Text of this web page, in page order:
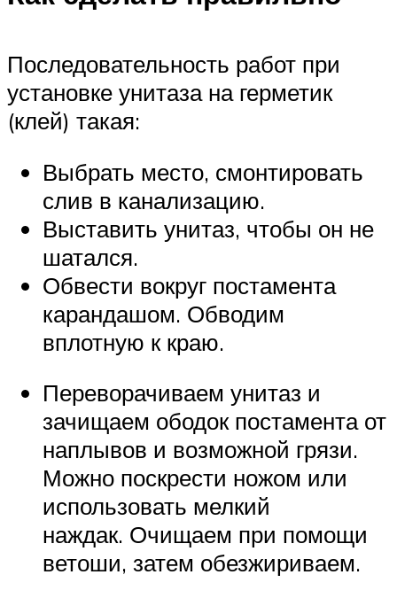
Последовательность работ при
установке унитаза на герметик
(клей) такая:
Выбрать место, смонтировать
слив в канализацию.
Выставить унитаз, чтобы он не
шатался.
Обвести вокруг постамента
карандашом. Обводим
вплотную к краю.
Переворачиваем унитаз и
зачищаем ободок постамента от
наплывов и возможной грязи.
Можно поскрести ножом или
использовать мелкий
наждак. Очищаем при помощи
ветоши, затем обезжириваем.